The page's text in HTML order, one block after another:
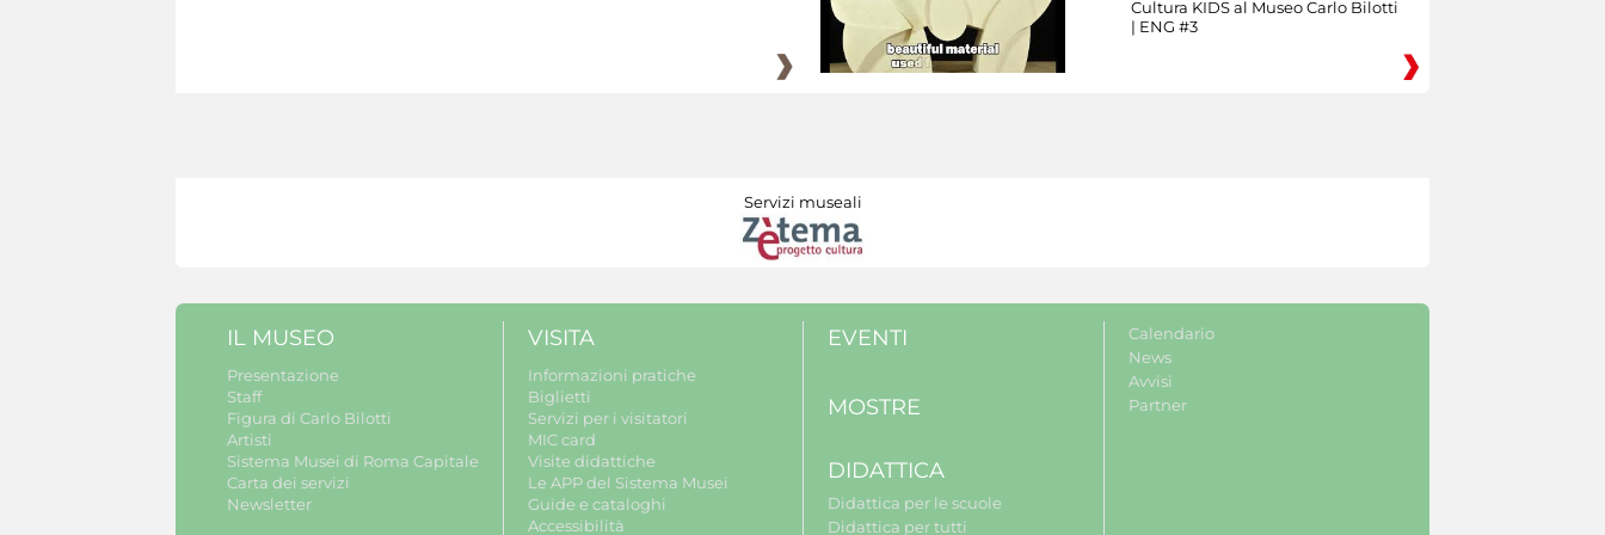
Cultura KIDS al Museo Carlo Bilotti
| ENG #3
Servizi museali
IL MUSEO
Presentazione
Staff
Figura di Carlo Bilotti
Artisti
Sistema Musei di Roma Capitale
Carta dei servizi
Newsletter
VISITA
Informazioni pratiche
Biglietti
Servizi per i visitatori
MIC card
Visite didattiche
Le APP del Sistema Musei
Guide e cataloghi
Accessibilità
EVENTI
MOSTRE
DIDATTICA
Didattica per le scuole
Didattica per tutti
Calendario
News
Avvisi
Partner